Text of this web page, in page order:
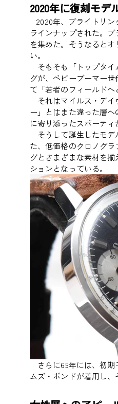
2020年に復刻モデ
2020年、ブライトリ
ラインナップされた。
を集めた。そうなると
い。
そもそも「トップタイ
グが、ベビーブーマー
て「若者のフィールドへ
それはマイルス・デイ
ー」とはまた違った層
に寄り添ったスポーティ
そうして誕生したモデ
た、低価格のクロノグ
グとさまざまな素材を
ションとなっている。
さらに65年には、初期
ムズ・ボンドが着用し、